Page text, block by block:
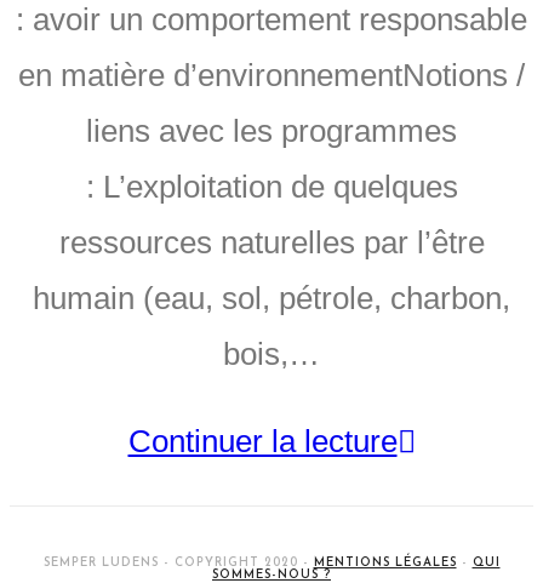
: avoir un comportement responsable
en matière d’environnementNotions /
liens avec les programmes
: L’exploitation de quelques
ressources naturelles par l’être
humain (eau, sol, pétrole, charbon,
bois,…
Continuer la lecture
SEMPER LUDENS - COPYRIGHT 2020 - MENTIONS LÉGALES - QUI
SOMMES-NOUS ?